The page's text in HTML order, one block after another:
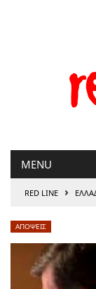
MENU
RED LINE ›
ΑΠΟΨΕΙΣ